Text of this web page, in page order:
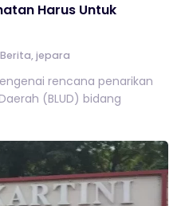
Harus Untuk
Berita,jepara
rencana penarikan
(BLUD) bidang